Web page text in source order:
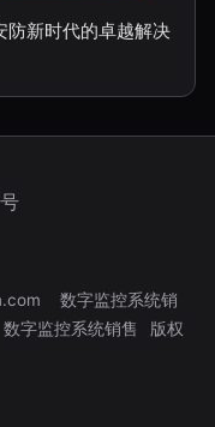
防新时代的卓越解决
数字监控系统销
数字监控系统销售
版权